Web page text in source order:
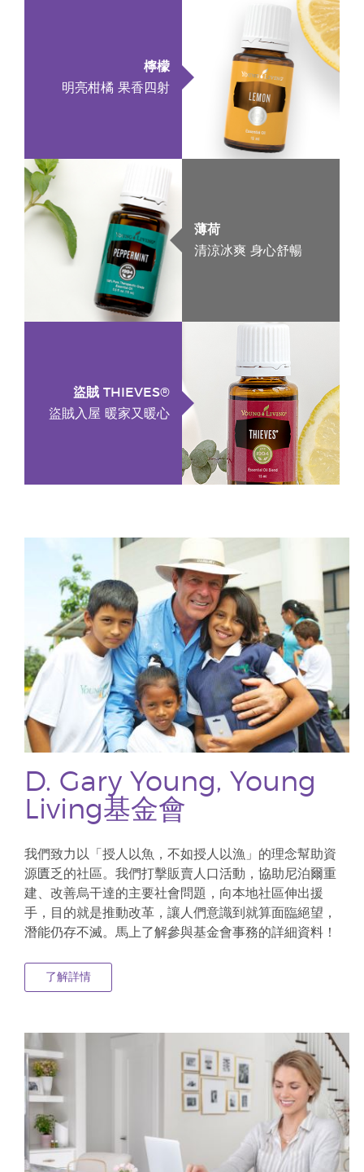
檸檬
明亮柑橘 果香四射
薄荷
清涼冰爽 身心舒暢
盜賊 THIEVES®
盜賊入屋 暖家又暖心
D. Gary Young, Young
Living基金會
我們致力以「授人以魚，不如授人以漁」的理念幫助資
源匱乏的社區。我們打擊販賣人口活動，協助尼泊爾重
建、改善烏干達的主要社會問題，向本地社區伸出援
手，目的就是推動改革，讓人們意識到就算面臨絕望，
潛能仍存不滅。馬上了解參與基金會事務的詳細資料！
了解詳情